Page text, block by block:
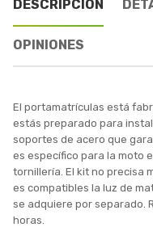
DESCRIPCIÓN
OPINIONES
El portamatrículas está
estás preparado para
soportes de acero que
es específico para la moto
tornillería. El kit no precisa
es compatibles la luz de
se adquiere por separado.
horas.